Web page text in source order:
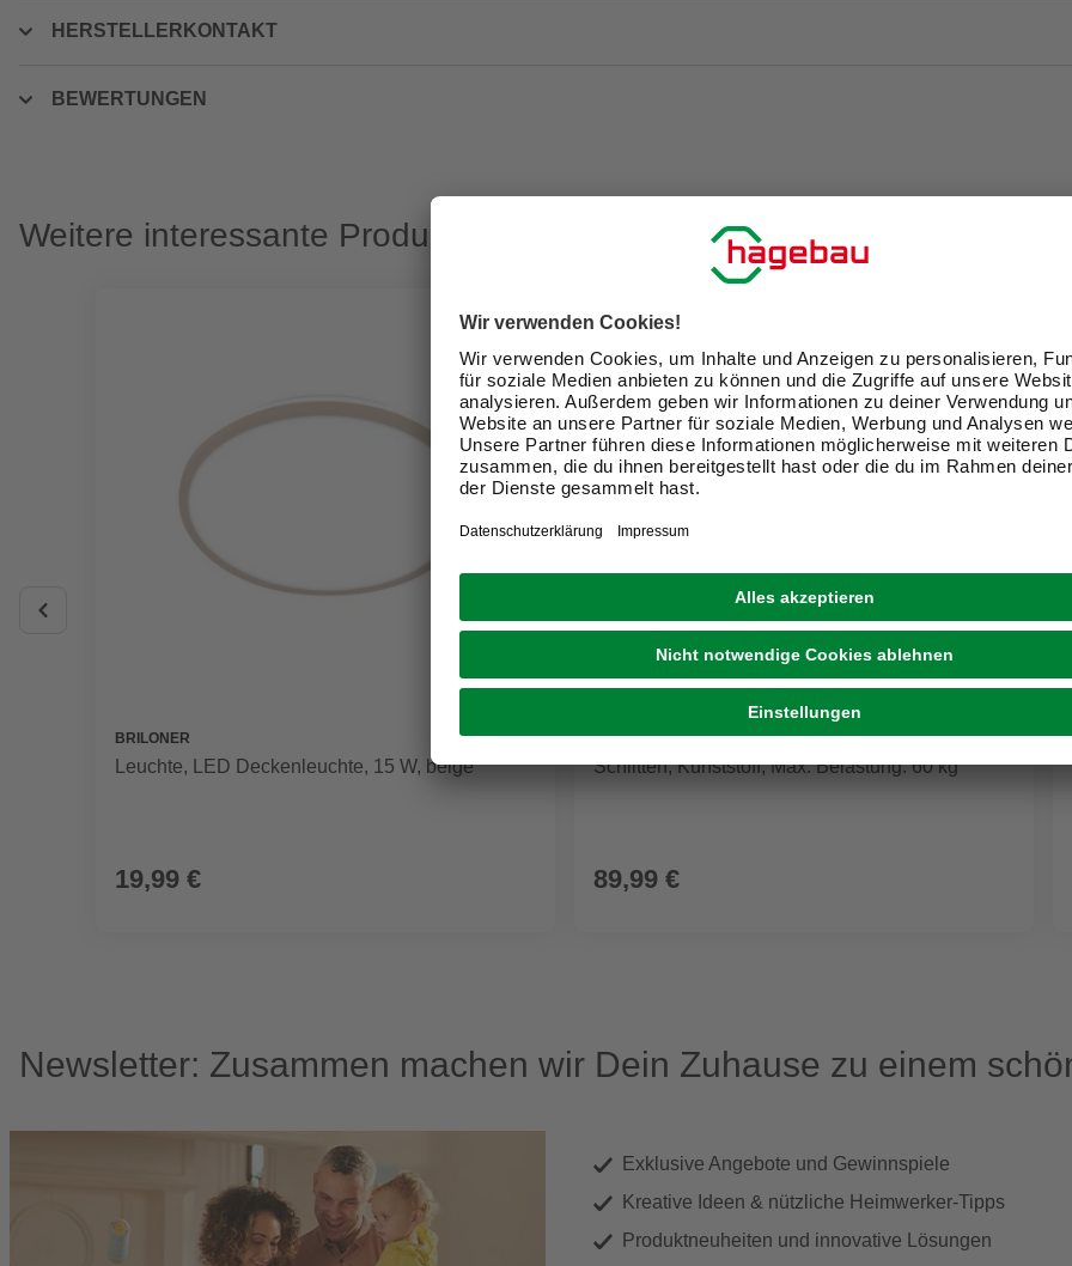
HERSTELLERKONTAKT
BEWERTUNGEN
Weitere interessante Produkte
BRILONER
Leuchte, LED Deckenleuchte, 15 W, beige
19,99 €
KHW
Schlitten, Kunststoff, Max. Belastung: 60 kg
89,99 €
Newsletter: Zusammen machen wir Dein Zuhause zu einem
Exklusive Angebote und Gewinnspiele
Kreative Ideen & nützliche Heimwerker-Tipps
Produktneuheiten und innovative Lösungen